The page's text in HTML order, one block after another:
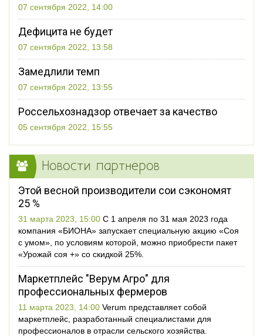
07 сентября 2022, 14:00
Дефицита не будет
07 сентября 2022, 13:58
Замедлили темп
07 сентября 2022, 13:55
Россельхознадзор отвечает за качество
05 сентября 2022, 15:55
Новости партнеров
Этой весной производители сои сэкономят
25 %
31 марта 2023, 15:00 С 1 апреля по 31 мая 2023 года
компания «БИОНА» запускает специальную акцию «Соя
с умом», по условиям которой, можно приобрести пакет
«Урожай соя +» со скидкой 25%.
Маркетплейс "Верум Агро" для
профессиональных фермеров
11 марта 2023, 14:00 Verum представляет собой
маркетплейс, разработанный специалистами для
профессионалов в отрасли сельского хозяйства.